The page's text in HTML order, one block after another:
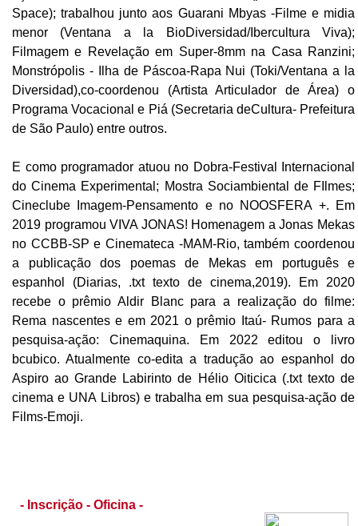
Space); trabalhou junto aos Guarani Mbyas -Filme e midia
menor (Ventana a la BioDiversidad/Ibercultura Viva);
Filmagem e Revelação em Super-8mm na Casa Ranzini;
Monstrópolis - Ilha de Páscoa-Rapa Nui (Toki/Ventana a la
Diversidad),co-coordenou (Artista Articulador de Área) o
Programa Vocacional e Piá (Secretaria deCultura- Prefeitura
de São Paulo) entre outros.
E como programador atuou no Dobra-Festival Internacional
do Cinema Experimental; Mostra Sociambiental de FIlmes;
Cineclube Imagem-Pensamento e no NOOSFERA +. Em
2019 programou VIVA JONAS! Homenagem a Jonas Mekas
no CCBB-SP e Cinemateca -MAM-Rio, também coordenou
a publicação dos poemas de Mekas em português e
espanhol (Diarias, .txt texto de cinema,2019). Em 2020
recebe o prêmio Aldir Blanc para a realização do filme:
Rema nascentes e em 2021 o prêmio Itaú- Rumos para a
pesquisa-ação: Cinemaquina. Em 2022 editou o livro
bcubico. Atualmente co-edita a tradução ao espanhol do
Aspiro ao Grande Labirinto de Hélio Oiticica (.txt texto de
cinema e UNA Libros) e trabalha em sua pesquisa-ação de
Films-Emoji.
- Inscrição - Oficina -